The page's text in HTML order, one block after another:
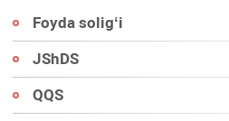
Foyda soligʻi
JShDS
QQS